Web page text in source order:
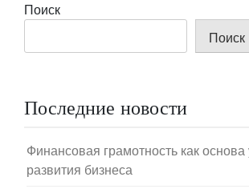
Поиск
Поиск
Последние новости
Финансовая грамотность как основа
развития бизнеса